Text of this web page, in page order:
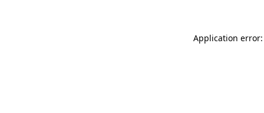
Application